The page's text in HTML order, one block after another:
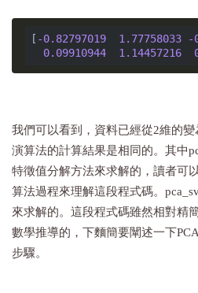
[ -0.82797019 1.77758033 -
0.09910944
1.14457216
我們可以看到，資料已經從2維的
演算法的計算結果是相同的。其中
特徵值分解方法來求解的，讀者可
算法過程來理解這段程式碼。
來求解的。這段程式碼雖然相對精
數學推導的，下麵簡要闡述一下
步驟。